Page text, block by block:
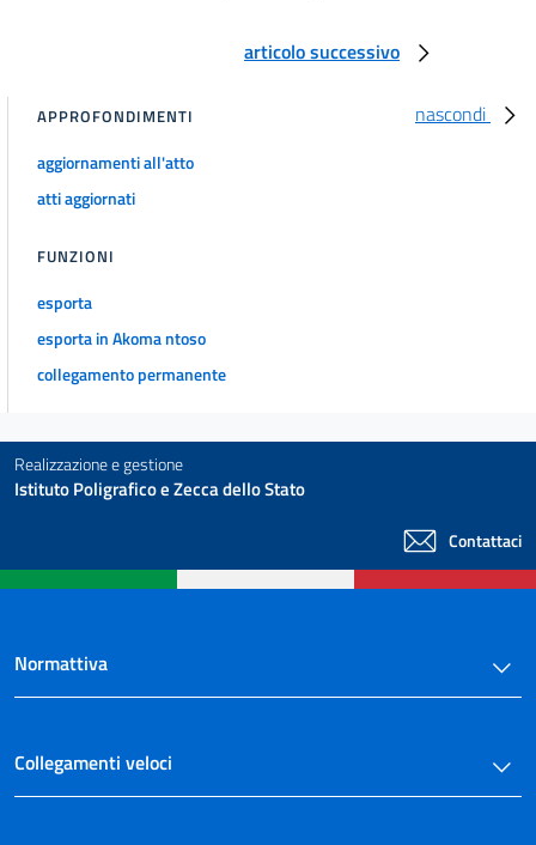
articolo successivo
nascondi
APPROFONDIMENTI
aggiornamenti all'atto
atti aggiornati
FUNZIONI
esporta
esporta in Akoma ntoso
collegamento permanente
Realizzazione e gestione
Istituto Poligrafico e Zecca dello Stato
Contattaci
Normattiva
Collegamenti veloci